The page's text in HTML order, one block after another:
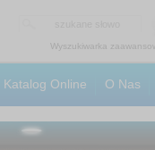
Wyszukiwarka
Katalog Online O Nas